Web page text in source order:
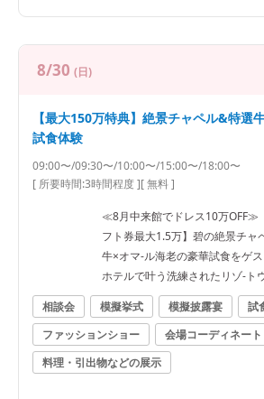
8/30 (日)
【最大150万特典】絶景チャペル&特選
試食体験
09:00〜/09:30〜/10:00〜/15:00〜/18:00〜
[ 所要時間:3時間程度][ 無料 ]
≪8月中来館でドレス10万
フト券最大1.5万】碧の絶景チャ
牛×オマ-ル海老の豪華試食をゲ
ホテルで叶う洗練されたリゾ-ト
は逗子駅往復タクシー送迎有》
相談会 模擬挙式 模擬披露宴
試
ファッションショー
会場コーディネート
料理・引出物などの展示